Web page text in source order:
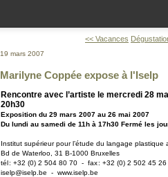
<< Vacances
19 mars 2007
Marilyne Coppée expose à l'Iselp
Rencontre avec l’artiste le mercredi 28
20h30
Exposition du 29 mars 2007 au 26 mai 2007
Du lundi au samedi de 11h à 17h30 Fermé les
Institut supérieur pour l’étude du langage plastique
Bd de Waterloo, 31 B-1000 Bruxelles
tél : +32 (0) 2 504 80 70 - fax : +32 (0) 2 502 45 26
iselp@iselp.be - www.iselp.be